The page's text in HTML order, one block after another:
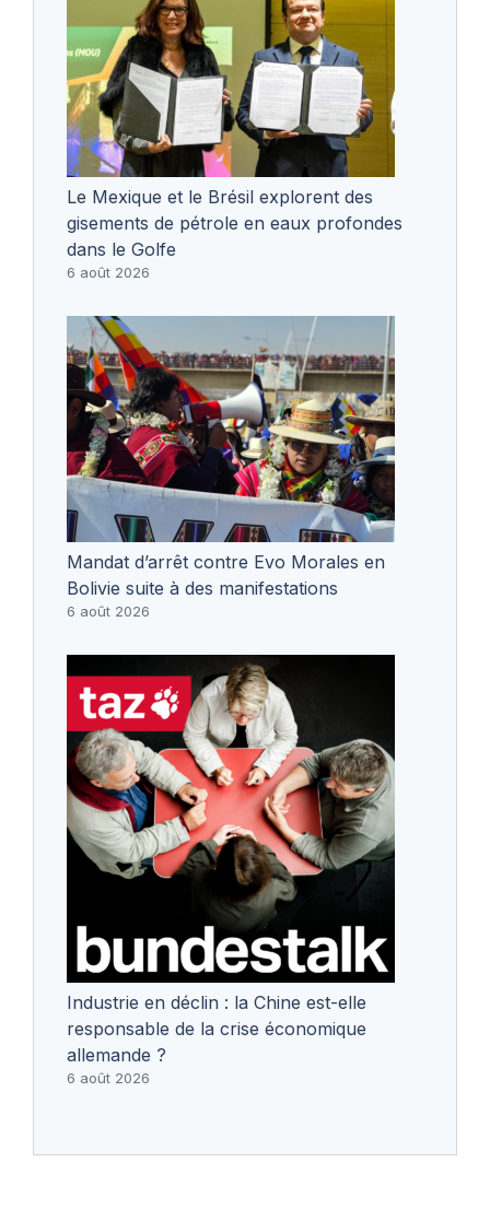
Le Mexique et le Brésil explorent des
gisements de pétrole en eaux profondes
dans le Golfe
6 août 2026
Mandat d’arrêt contre Evo Morales en
Bolivie suite à des manifestations
6 août 2026
Industrie en déclin : la Chine est-elle
responsable de la crise économique
allemande ?
6 août 2026